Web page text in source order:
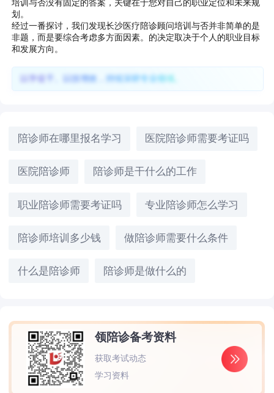
培训与否没有固定的答案，关键在于您对自己的职业定位和未来规
划。
经过一番探讨，我们发现长沙医疗陪诊顾问培训与否并非简单的是
非题，而是要综合考虑多方面因素。的决定取决于个人的职业目标
和发展方向。
以学促干、以技增效，持续深耕专业领域。
陪诊师在哪里报名学习 医院陪诊师需要考证吗
医院陪诊师 陪诊师是干什么的工作
职业陪诊师需要考证吗 专业陪诊师怎么学习
陪诊师培训多少钱 做陪诊师需要什么条件
什么是陪诊师 陪诊师是做什么的
领陪诊备考资料
获取考试动态
学习资料